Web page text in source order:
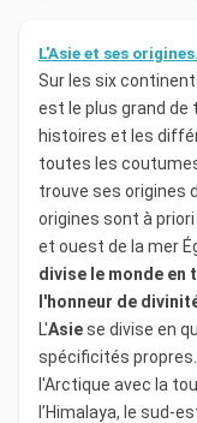
L'Asie et ses origines.
Sur les six
est le plus grand de
histoires et les
toutes les
trouve ses origines
origines sont à
et ouest de la mer
divise le monde en
l'honneur de
L'Asiese divise en
spécificités
l'Arctique avec la
l’Himalaya, le sud-